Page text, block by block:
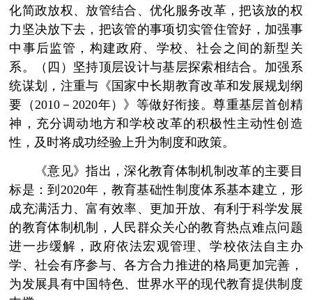
化简政放权、放管结合、优化服务改革，把该放的权
力坚决放下去，把该管的事项切实管住管好，加强事
中事后监管，构建政府、学校、社会之间的新型关
系。（四）坚持顶层设计与基层探索相结合。加强系
统谋划，注重与《国家中长期教育改革和发展规划纲
要（2010－2020年）》等做好衔接。尊重基层首创精
神，充分调动地方和学校改革的积极性主动性创造
性，及时将成功经验上升为制度和政策。
《意见》指出，深化教育体制机制改革的主要目
标是：到2020年，教育基础性制度体系基本建立，形
成充满活力、富有效率、更加开放、有利于科学发展
的教育体制机制，人民群众关心的教育热点难点问题
进一步缓解，政府依法宏观管理、学校依法自主办
学、社会有序参与、各方合力推进的格局更加完善，
为发展具有中国特色、世界水平的现代教育提供制度